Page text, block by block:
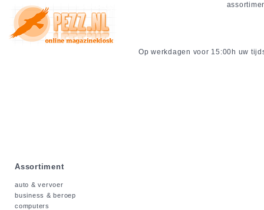
Op werkdagen voor 15:00h uw
Assortiment
auto & vervoer
business & beroep
computers